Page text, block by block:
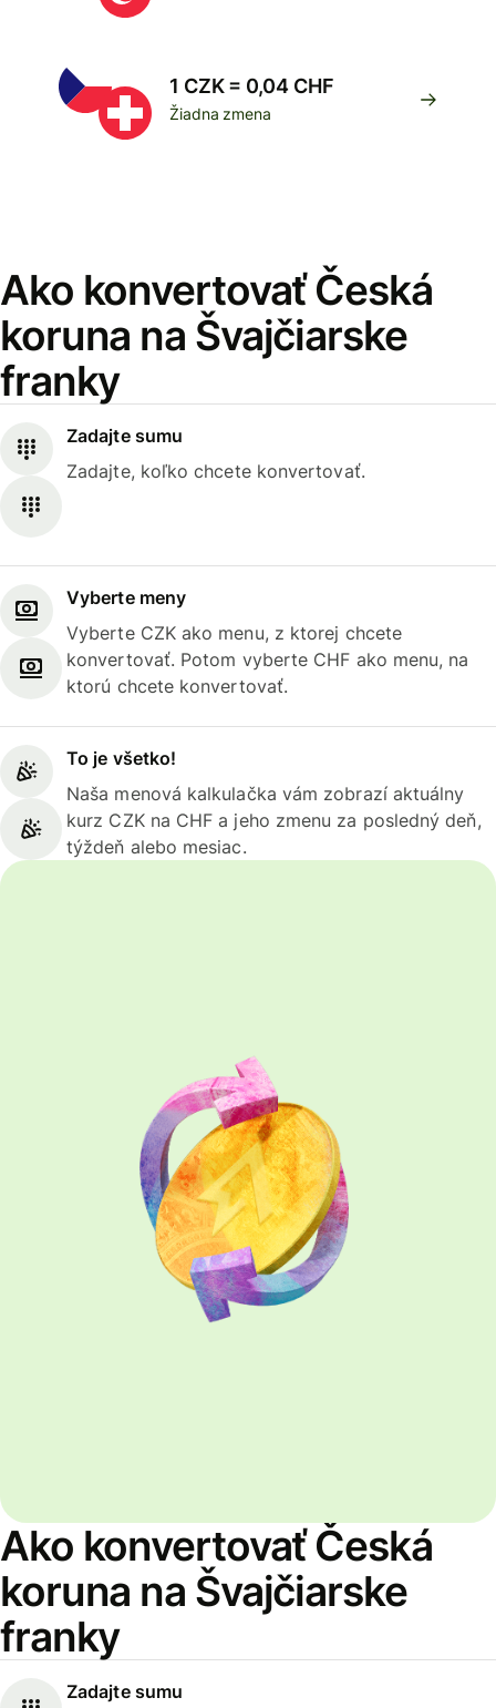
1 CZK = 0,04 CHF
Žiadna zmena
Ako konvertovať Česká
koruna na Švajčiarske
franky
Zadajte sumu
Zadajte, koľko chcete konvertovať.
Vyberte meny
Vyberte CZK ako menu, z ktorej chcete
konvertovať. Potom vyberte CHF ako menu, na
ktorú chcete konvertovať.
To je všetko!
Naša menová kalkulačka vám zobrazí aktuálny
kurz CZK na CHF a jeho zmenu za posledný deň,
týždeň alebo mesiac.
Ako konvertovať Česká
koruna na Švajčiarske
franky
Zadajte sumu